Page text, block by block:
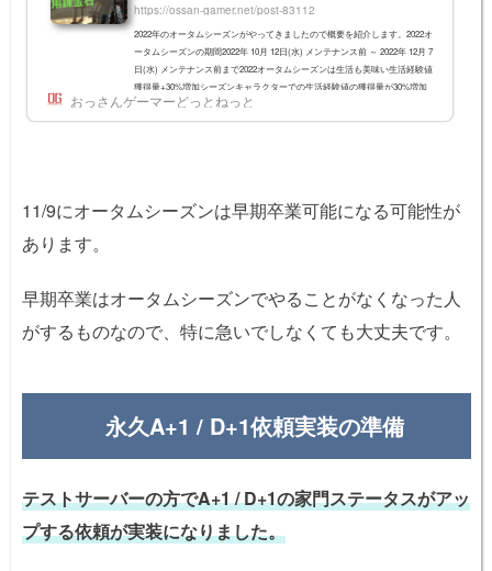
https://ossan-gamer.net/post-83112
2022年のオータムシーズンがやってきましたので概要を紹介します。2022オ
ータムシーズンの期間2022年 10月 12日(水) メンテナンス前 ～ 2022年 12月 7
日(水) メンテナンス前まで2022オータムシーズンは生活も美味い生活経験値
獲得量+30%増加シーズンキャラクターでの生活経験値の獲得量が30%増加
します。【採集】シーズンchでの基本採集物を追加獲得！シーズンキャラで
シーズンchに入った時、以下の採集方法で手に入る「基本採集物(絶対に取
おっさんゲーマーどっとねっと
11/9にオータムシーズンは早期卒業可能になる可能性が
あります。
早期卒業はオータムシーズンでやることがなくなった人
がするものなので、特に急いでしなくても大丈夫です。
永久A+1 / D+1依頼実装の準備
テストサーバーの方でA+1 / D+1の家門ステータスがアッ
プする依頼が実装になりました。